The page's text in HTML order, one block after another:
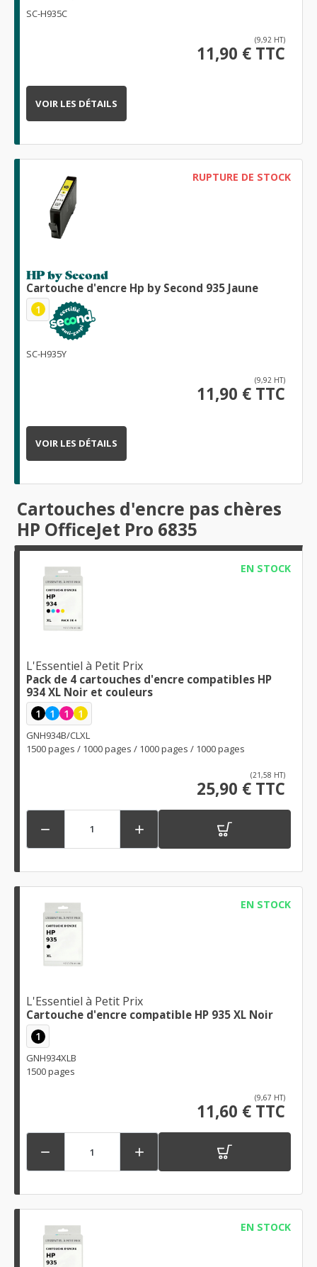
SC-H935C
(9,92 HT)
11,90 € TTC
VOIR LES DÉTAILS
RUPTURE DE STOCK
HP by Second
Cartouche d'encre Hp by Second 935 Jaune
1
SC-H935Y
(9,92 HT)
11,90 € TTC
VOIR LES DÉTAILS
Cartouches d'encre pas chères
HP OfficeJet Pro 6835
EN STOCK
L'Essentiel à Petit Prix
Pack de 4 cartouches d'encre compatibles HP
934 XL Noir et couleurs
1 1 1 1
GNH934B/CLXL
1500 pages / 1000 pages / 1000 pages / 1000 pages
(21,58 HT)
25,90 € TTC
 
EN STOCK
L'Essentiel à Petit Prix
Cartouche d'encre compatible HP 935 XL Noir
1
GNH934XLB
1500 pages
(9,67 HT)
11,60 € TTC
 
EN STOCK